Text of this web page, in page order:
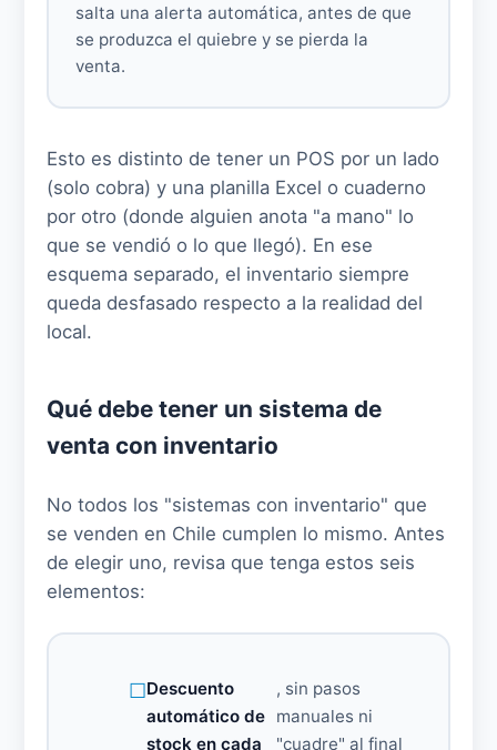
salta una alerta automática, antes de que
se produzca el quiebre y se pierda la
venta.
Esto es distinto de tener un POS por un lado
(solo cobra) y una planilla Excel o cuaderno
por otro (donde alguien anota "a mano" lo
que se vendió o lo que llegó). En ese
esquema separado, el inventario siempre
queda desfasado respecto a la realidad del
local.
Qué debe tener un sistema de
venta con inventario
No todos los "sistemas con inventario" que
se venden en Chile cumplen lo mismo. Antes
de elegir uno, revisa que tenga estos seis
elementos:
Descuento
automático de
stock en cada
, sin pasos
manuales ni
"cuadre" al final